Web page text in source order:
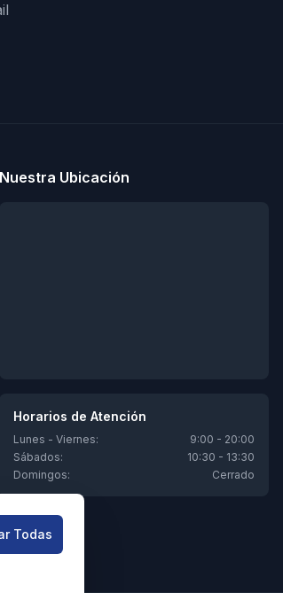
Nuestra Ubicación
Horarios de Atención
Lunes - Viernes:
9:00 - 20:00
Sábados:
10:30 - 13:30
Domingos:
Cerrado
Todas